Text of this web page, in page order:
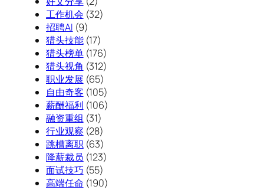
工作机会 (32)
招聘AI (9)
猎头技能(17)
猎头榜单(176)
猎头视角 (312)
职业发展 (65)
自由奇客 (105)
薪酬福利 (106)
融资重组 (31)
行业观察 (28)
跳槽离职(63)
降薪裁员 (123)
面试技巧 (55)
高端任命 (190)